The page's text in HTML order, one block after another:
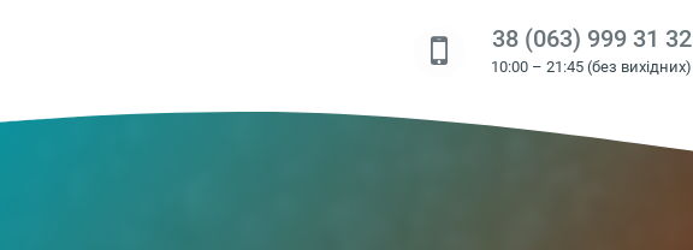
38 (063) 999 31 32
10:00 – 21:45 (без вихідних)